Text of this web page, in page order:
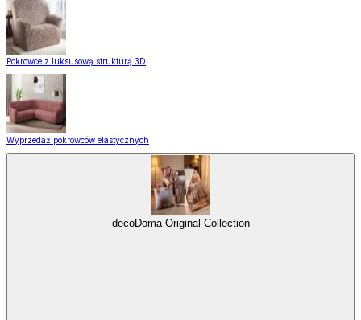
Pokrowce z luksusową strukturą 3D
Wyprzedaż pokrowców elastycznych
decoDoma Original Collection